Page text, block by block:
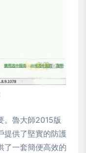
。魯大師2015版
提供了堅實的防護
了一套簡便高效的